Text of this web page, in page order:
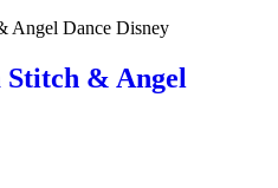
Stitch & Angel